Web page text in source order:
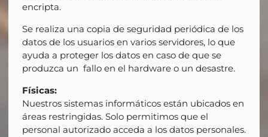
encripta.
Se realiza una copia de seguridad periódica de los
datos de los usuarios en varios servidores, lo que
ayuda a proteger los datos en caso de que se
produzca un fallo en el hardware o un desastre.
Físicas:
Nuestros sistemas informáticos están ubicados en
áreas restringidas. Solo permitimos que el
personal autorizado acceda a los datos personales.